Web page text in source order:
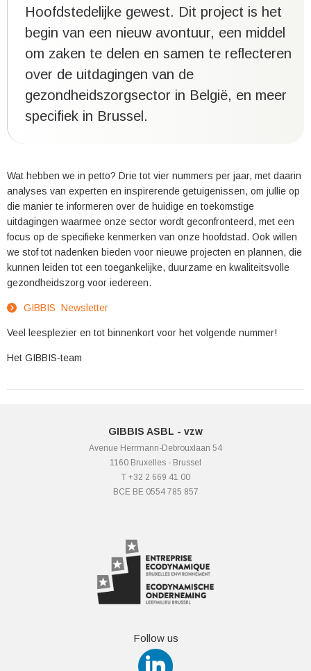
Hoofdstedelijke gewest. Dit project is het
begin van een nieuw avontuur, een middel
om zaken te delen en samen te reflecteren
over de uitdagingen van de
gezondheidszorgsector in België, en meer
specifiek in Brussel.
Wat hebben we in petto? Drie tot vier nummers per jaar, met daarin
analyses van experten en inspirerende getuigenissen, om jullie op
die manier te informeren over de huidige en toekomstige
uitdagingen waarmee onze sector wordt geconfronteerd, met een
focus op de specifieke kenmerken van onze hoofdstad. Ook willen
we stof tot nadenken bieden voor nieuwe projecten en plannen, die
kunnen leiden tot een toegankelijke, duurzame en kwaliteitsvolle
gezondheidszorg voor iedereen.
GIBBIS Newsletter
Veel leesplezier en tot binnenkort voor het volgende nummer!
Het GIBBIS-team
GIBBIS ASBL - vzw
Avenue Herrmann-Debrouxlaan 54
1160 Bruxelles - Brussel
T +32 2 669 41 00
BCE BE 0554 785 857
Follow us